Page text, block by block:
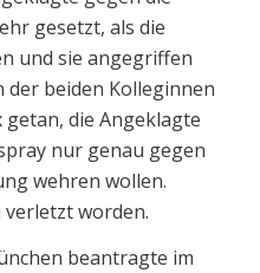
gesetzt, als die
und sie angegriffen
der beiden Kolleginnen
die Angeklagte
nur genau gegen
wehren wollen.
verletzt worden.
beantragte im